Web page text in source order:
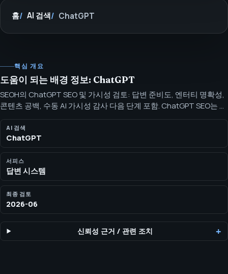
홈 AI 검색 ChatGPT
핵심 개요
도움이 되는 배경 정보: ChatGPT
SEOH의 ChatGPT SEO 및 가시성 검토: 답변 준비도, 엔터티 명확성,
콘텐츠 공백, 수동 AI 가시성 감사 다음 단계 포함. ChatGPT SEO는 답
변 준비 작업입니다: 더 명확한 페이지, 일관된 엔터티, 유용한 정의,
책임감 있게 요약 가능한 주장 인식형 콘텐츠.
AI 검색
ChatGPT
서피스
답변 시스템
최종 검토
2026-06
신뢰성 근거 / 관련 조치